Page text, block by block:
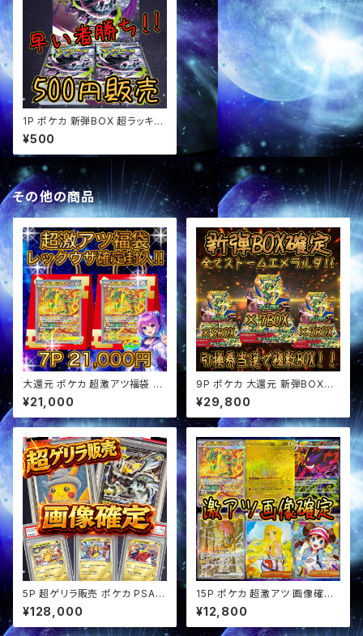
1P ポケカ 新弾BOX 超ラッキー
ゲリラ オリパ
¥500
その他の商品
大還元 ポケカ 超激アツ福袋 レ
ックウザ確定 オリパ
¥21,000
9P ポケカ 大還元 新弾BOX確
定 オリパ
¥29,800
5P 超ゲリラ販売 ポケカ PSA1
0画像確定 オリパ
¥128,000
15P ポケカ 超激アツ 画像確定
オリパ
¥12,800